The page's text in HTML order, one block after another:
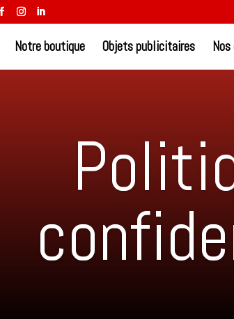
Notre boutique Objets publicitaires